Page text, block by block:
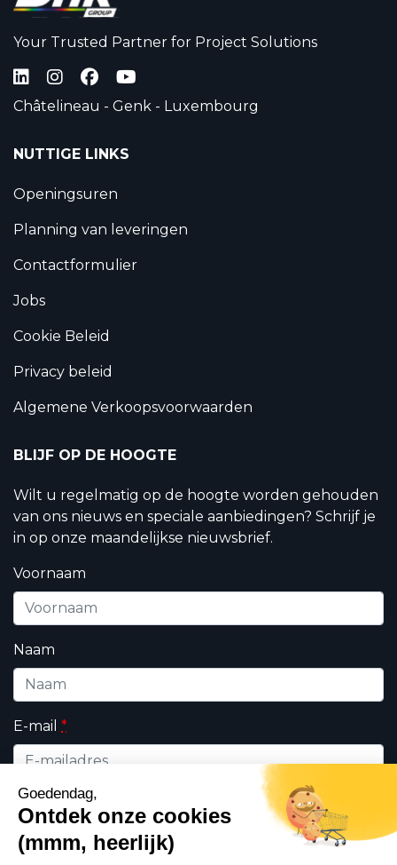
Your Trusted Partner for Project Solutions
Châtelineau - Genk - Luxembourg
NUTTIGE LINKS
Openingsuren
Planning van leveringen
Contactformulier
Jobs
Cookie Beleid
Privacy beleid
Algemene Verkoopsvoorwaarden
BLIJF OP DE HOOGTE
Wilt u regelmatig op de hoogte worden gehouden
van ons nieuws en speciale aanbiedingen? Schrijf je
in op onze maandelijkse nieuwsbrief.
Voornaam
Naam
E-mail *
Wie bent u ?